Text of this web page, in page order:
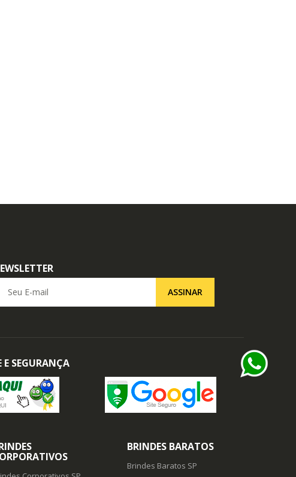
ASSINAR
SEGURANÇA
BRINDES BARATOS
Brindes Baratos SP